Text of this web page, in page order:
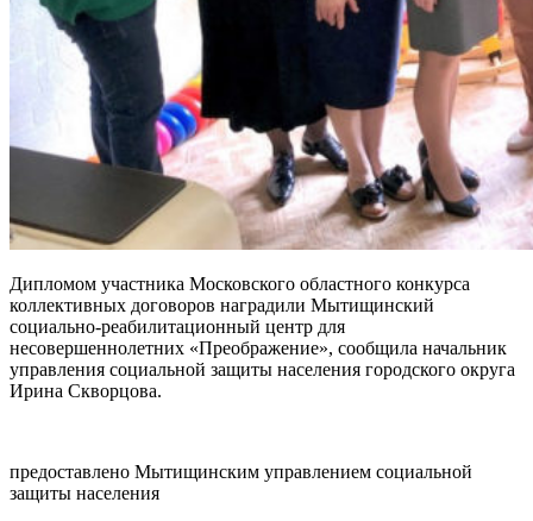
Дипломом участника Московского областного конкурса
коллективных договоров наградили Мытищинский
социально-реабилитационный центр для
несовершеннолетних «Преображение», сообщила начальник
управления социальной защиты населения городского округа
Ирина Скворцова.
предоставлено Мытищинским управлением социальной
защиты населения